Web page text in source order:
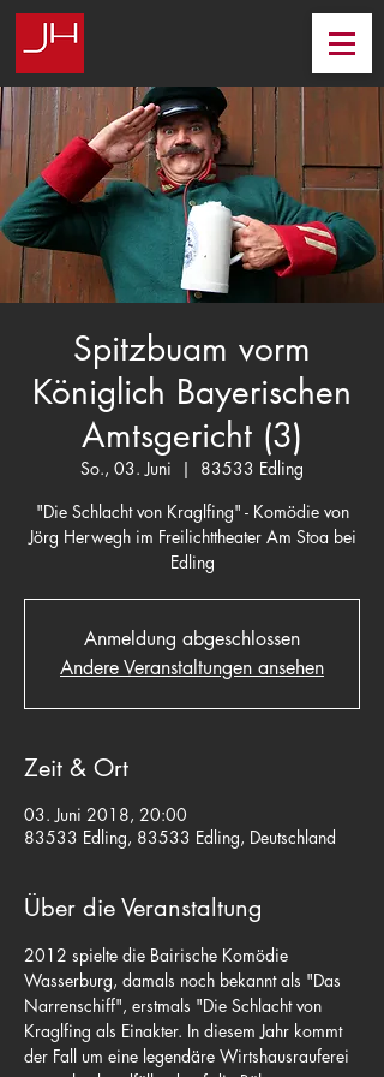
Spitzbuam vorm
Königlich Bayerischen
Amtsgericht (3)
So., 03. Juni
  |
83533 Edling
"Die Schlacht von Kraglfing" - Komödie von
Jörg Herwegh im Freilichttheater Am Stoa bei
Edling
Anmeldung abgeschlossen
Andere Veranstaltungen ansehen
Zeit & Ort
03. Juni 2018, 20:00
83533 Edling, 83533 Edling, Deutschland
Über die Veranstaltung
2012 spielte die Bairische Komödie
Wasserburg, damals noch bekannt als "Das
Narrenschiff", erstmals "Die Schlacht von
Kraglfing als Einakter. In diesem Jahr kommt
der Fall um eine legendäre Wirtshausrauferei